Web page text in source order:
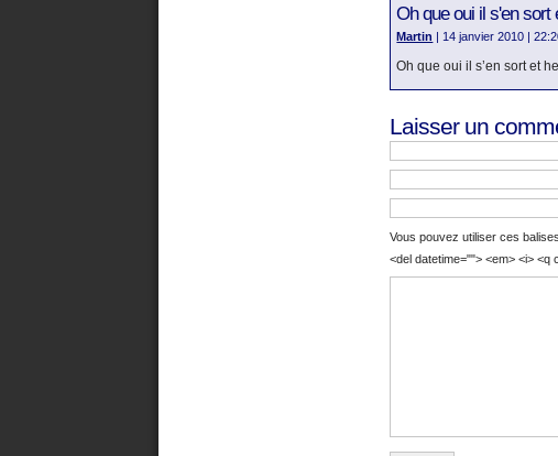
Oh que oui il s'en sort
Martin | 14 janvier 2010 |
Oh que oui il s’en sort et
Laisser un
Vous pouvez utiliser ces
<del datetime=""> <em> <i> <q